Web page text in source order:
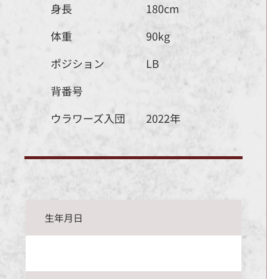
身長
180cm
体重
90kg
ポジション
LB
背番号
ウラワーズ入団
2022年
生年月日